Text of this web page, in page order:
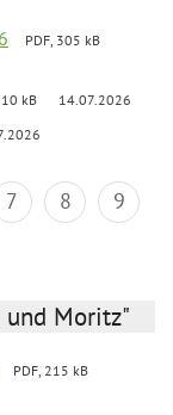
PDF, 305 kB
kB 14.07.2026
7 8
9
Moritz"
PDF, 215 kB